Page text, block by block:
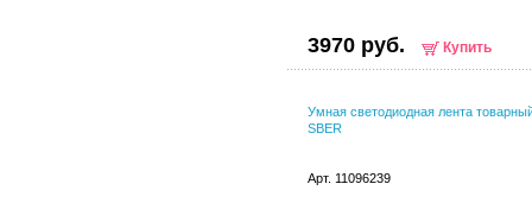
3970 руб. Купить
Умная светодиодная лента
SBER
Арт. 11096239